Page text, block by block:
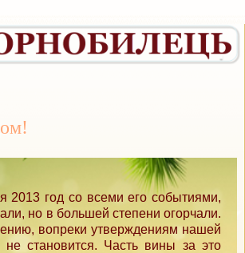
2013 год со всеми его событиями,
но в большей степени огорчали.
вопреки утверждениям нашей
не становится. Часть вины за это